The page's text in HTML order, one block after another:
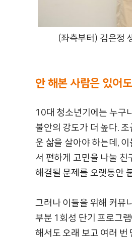
(좌측부터) 김은정
안 해본 사람은 있어도
10대 청소년기에는 누구
불안의 강도가 더 높다.
운 삶을 살아야 하는데,
서 편하게 고민을 나눌 친
해결될 문제를 오랫동안
그러나 이들을 위해 커뮤
부분 1회성 단기 프로그
해서도 오래 보고 여러